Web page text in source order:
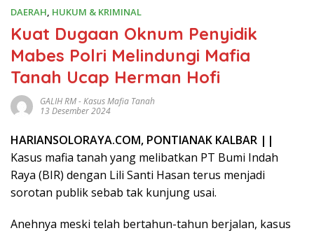
DAERAH, HUKUM & KRIMINAL
Kuat Dugaan Oknum Penyidik
Mabes Polri Melindungi Mafia
Tanah Ucap Herman Hofi
GALIH RM-Kasus Mafia Tanah
13 Desember 2024
HARIANSOLORAYA.COM, PONTIANAK KALBAR ||
Kasus mafia tanah yang melibatkan PT Bumi Indah
Raya (BIR) dengan Lili Santi Hasan terus menjadi
sorotan publik sebab tak kunjung usai.
Anehnya meski telah bertahun-tahun berjalan, kasus